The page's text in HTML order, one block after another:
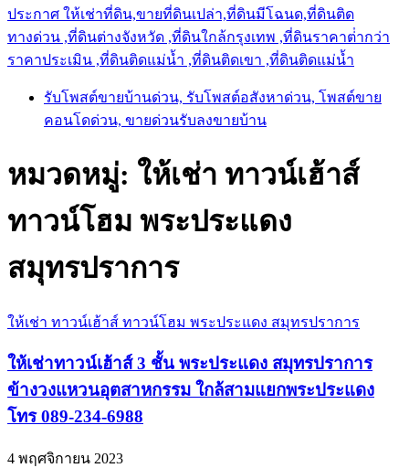
ประกาศ ให้เช่าที่ดิน,ขายที่ดินเปล่า,ที่ดินมีโฉนด,ที่ดินติด
ทางด่วน ,ที่ดินต่างจังหวัด ,ที่ดินใกล้กรุงเทพ ,ที่ดินราคาต่ํากว่า
ราคาประเมิน ,ที่ดินติดแม่น้ำ ,ที่ดินติดเขา ,ที่ดินติดแม่น้ำ
รับโพสต์ขายบ้านด่วน, รับโพสต์อสังหาด่วน, โพสต์ขาย
คอนโดด่วน, ขายด่วนรับลงขายบ้าน
หมวดหมู่: ให้เช่า ทาวน์เฮ้าส์
ทาวน์โฮม พระประแดง
สมุทรปราการ
ให้เช่า ทาวน์เฮ้าส์ ทาวน์โฮม พระประแดง สมุทรปราการ
ให้เช่าทาวน์เฮ้าส์ 3 ชั้น พระประแดง สมุทรปราการ
ข้างวงแหวนอุตสาหกรรม ใกล้สามแยกพระประแดง
โทร 089-234-6988
4 พฤศจิกายน 2023